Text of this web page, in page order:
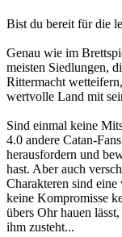
Bist du bereit für die
Genau wie im
meisten Siedlungen,
Rittermacht
wertvolle Land mit
Sind einmal keine
4.0 andere Catan-
herausfordern und
hast. Aber auch
Charakteren sind
keine Kompromisse
übers Ohr hauen
ihm zusteht...